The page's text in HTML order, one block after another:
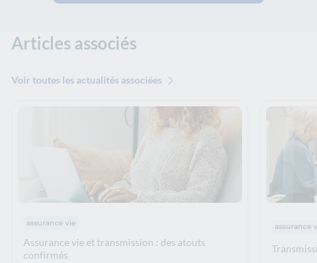
Articles associés
Voir toutes les actualités associées
Thématiques : :
assurance vie
Assurance vie et transmission : des atouts
confirmés
assurance